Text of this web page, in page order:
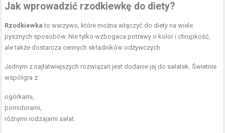
Jak wprowadzić rzodkiewkę do diety?
Rzodkiewka to warzywo, które można włączyć do diety na wiele
pysznych sposobów. Nie tylko wzbogaca potrawy o kolor i chrupkość,
ale także dostarcza cennych składników odżywczych.
Jednym z najłatwiejszych rozwiązań jest dodanie jej do sałatek. Świetnie
współgra z:
ogórkami,
pomidorami,
różnymi rodzajami sałat.